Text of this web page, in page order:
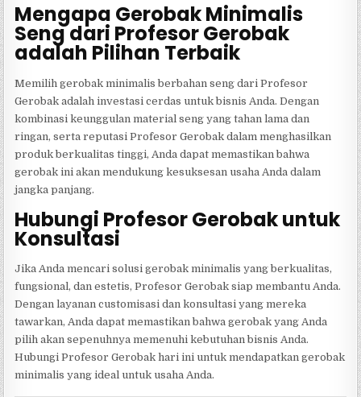
Mengapa Gerobak Minimalis
Seng dari Profesor Gerobak
adalah Pilihan Terbaik
Memilih gerobak minimalis berbahan seng dari Profesor
Gerobak adalah investasi cerdas untuk bisnis Anda. Dengan
kombinasi keunggulan material seng yang tahan lama dan
ringan, serta reputasi Profesor Gerobak dalam menghasilkan
produk berkualitas tinggi, Anda dapat memastikan bahwa
gerobak ini akan mendukung kesuksesan usaha Anda dalam
jangka panjang.
Hubungi Profesor Gerobak untuk
Konsultasi
Jika Anda mencari solusi gerobak minimalis yang berkualitas,
fungsional, dan estetis, Profesor Gerobak siap membantu Anda.
Dengan layanan customisasi dan konsultasi yang mereka
tawarkan, Anda dapat memastikan bahwa gerobak yang Anda
pilih akan sepenuhnya memenuhi kebutuhan bisnis Anda.
Hubungi Profesor Gerobak hari ini untuk mendapatkan gerobak
minimalis yang ideal untuk usaha Anda.